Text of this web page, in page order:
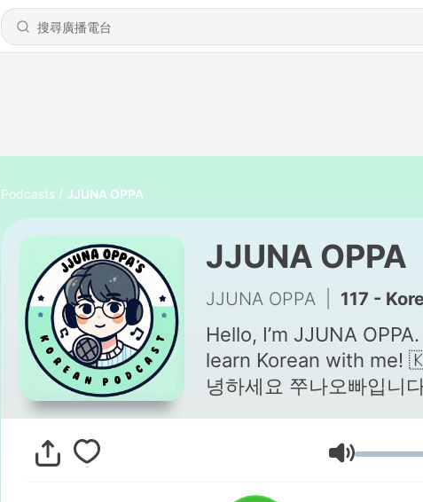
Podcasts JJUNA OPPA
JJUNA OPPA
JJUNA OPPA 117 - Korean Podcast Ep 119.Hooked on Ramen | 라멘에 푹
Hello, I’m JJUNA OPPA.
learn Korean with me!
녕하세요 쭈나오빠입니
https://
音量